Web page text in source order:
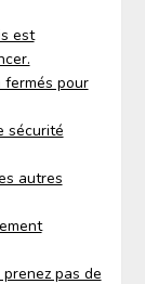
est
fermés pour
sécurité
autres
pas de